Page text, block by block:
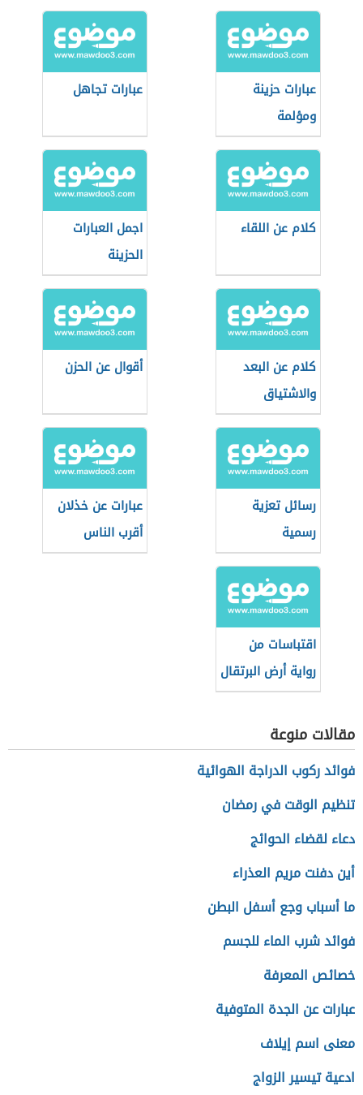
عبارات حزينة
ومؤلمة
عبارات تجاهل
كلام عن اللقاء
اجمل العبارات
الحزينة
كلام عن البعد
والاشتياق
أقوال عن الحزن
رسائل تعزية
رسمية
عبارات عن خذلان
أقرب الناس
اقتباسات من
رواية أرض البرتقال
الحزين لغسان
كنفاني
مقالات منوعة
فوائد ركوب الدراجة الهوائية
تنظيم الوقت في رمضان
دعاء لقضاء الحوائج
أين دفنت مريم العذراء
ما أسباب وجع أسفل البطن
فوائد شرب الماء للجسم
خصائص المعرفة
عبارات عن الجدة المتوفية
معنى اسم إيلاف
ادعية تيسير الزواج